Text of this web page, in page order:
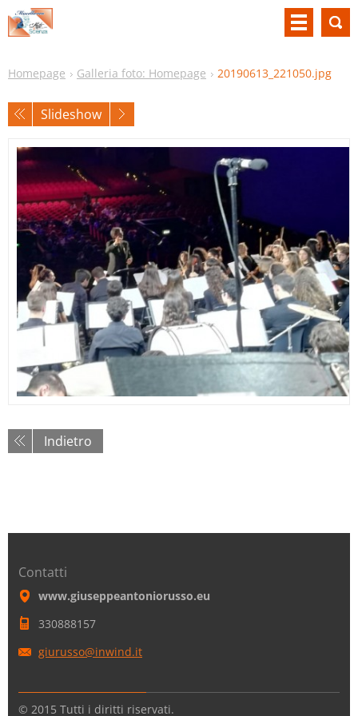
Homepage Galleria foto: Homepage 20190613_221050.jpg
Slideshow
Indietro
Contatti
www.giuseppeantoniorusso.eu
330888157
giurusso@inwind.it
© 2015 Tutti i diritti riservati.